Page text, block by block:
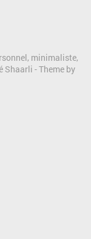
minimaliste,
Shaarli - Theme by